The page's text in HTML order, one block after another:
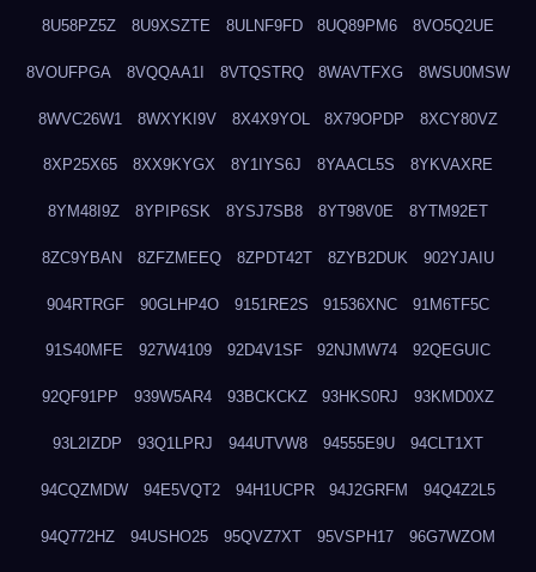
8U58PZ5Z 8U9XSZTE 8ULNF9FD 8UQ89PM6 8VO5Q2UE
8VOUFPGA 8VQQAA1I 8VTQSTRQ 8WAVTFXG 8WSU0MSW
8WVC26W1 8WXYKI9V 8X4X9YOL 8X79OPDP 8XCY80VZ
8XP25X65 8XX9KYGX 8Y1IYS6J 8YAACL5S 8YKVAXRE
8YM48I9Z 8YPIP6SK 8YSJ7SB8 8YT98V0E 8YTM92ET
8ZC9YBAN 8ZFZMEEQ 8ZPDT42T 8ZYB2DUK 902YJAIU
904RTRGF 90GLHP4O 9151RE2S 91536XNC 91M6TF5C
91S40MFE 927W4109 92D4V1SF 92NJMW74 92QEGUIC
92QF91PP 939W5AR4 93BCKCKZ 93HKS0RJ 93KMD0XZ
93L2IZDP 93Q1LPRJ 944UTVW8 94555E9U 94CLT1XT
94CQZMDW 94E5VQT2 94H1UCPR 94J2GRFM 94Q4Z2L5
94Q772HZ 94USHO25 95QVZ7XT 95VSPH17 96G7WZOM